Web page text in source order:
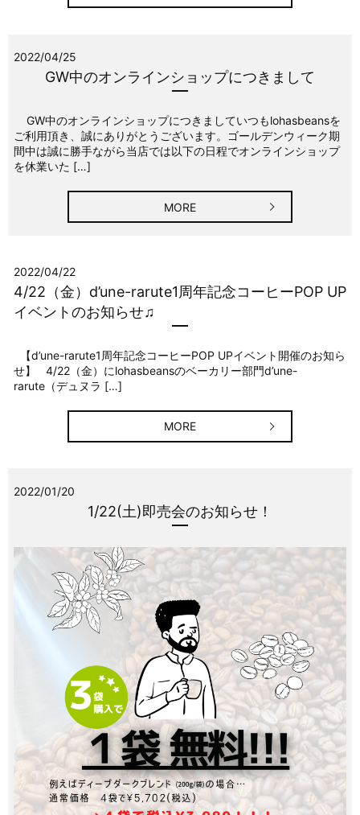
2022/04/25
GW中のオンラインショップにつきまして
GW中のオンラインショップにつきましていつもlohasbeansを
ご利用頂き、誠にありがとうございます。ゴールデンウィーク期
間中は誠に勝手ながら当店では以下の日程でオンラインショップ
を休業いた […]
MORE
2022/04/22
4/22（金）d’une-rarute1周年記念コーヒーPOP UP
イベントのお知らせ♫
【d’une-rarute1周年記念コーヒーPOP UPイベント開催のお知ら
せ】 4/22（金）にlohasbeansのベーカリー部門d’une-
rarute（デュヌラ […]
MORE
2022/01/20
1/22(土)即売会のお知らせ！